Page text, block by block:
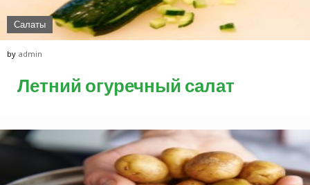
Салаты
byadmin
Летний огуречный салат